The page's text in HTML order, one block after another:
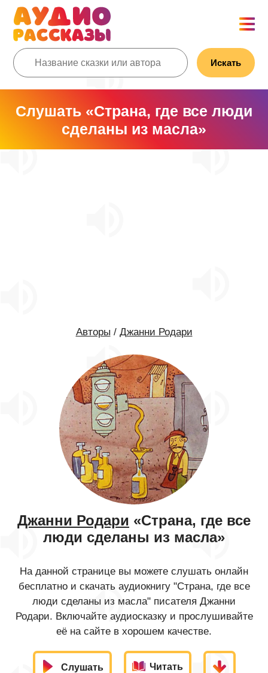
Искать
Слушать «Страна, где все люди
сделаны из масла»
Авторы / Джанни Родари
Джанни Родари «Страна, где все
люди сделаны из масла»
На данной странице вы можете слушать онлайн
бесплатно и скачать аудиокнигу "Страна, где все
люди сделаны из масла" писателя Джанни
Родари. Включайте аудиосказку и прослушивайте
её на сайте в хорошем качестве.
Слушать Читать